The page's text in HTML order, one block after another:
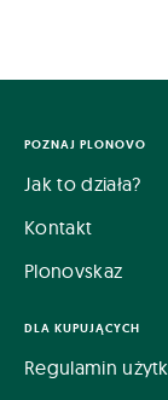
POZNAJ PLONOVO
Jak to działa?
Kontakt
Plonovskaz
DLA KUPUJĄCYCH
Regulamin